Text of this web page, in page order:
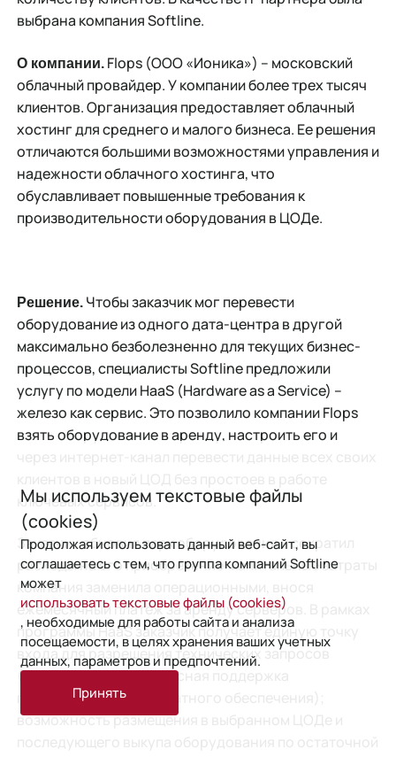
выбрана компания Softline.
О компании.Flops (ООО «Ионика») – московский
облачный провайдер. У компании более трех тысяч
клиентов. Организация предоставляет облачный
хостинг для среднего и малого бизнеса. Ее решения
отличаются большими возможностями управления и
надежности облачного хостинга, что
обуславливает повышенные требования к
производительности оборудования в ЦОДе.
Решение.Чтобы заказчик мог перевести
оборудование из одного дата-центра в другой
максимально безболезненно для текущих бизнес-
процессов, специалисты Softline предложили
услугу по модели HaaS (Hardware as a Service) –
железо как сервис. Это позволило компании Flops
взять оборудование в аренду, настроить его и
ключевых сервисов.
Заказчик обновил парк оборудования и сократил
расходы на его приобретение: капитальные затраты
компания заменила операционными, внося
ежемесячный платеж за аренду серверов. В рамках
программы HaaS заказчик получает единую точку
входа для разрешения технических запросов
(обслуживание и сервисная поддержка
программного и аппаратного обеспечения);
возможность размещения в выбранном ЦОДе и
Мы используем текстовые файлы
(cookies)
Продолжая использовать данный веб-сайт, вы
соглашаетесь с тем, что группа компаний Softline
может
использовать текстовые файлы (cookies)
, необходимые для работы сайта и анализа
посещаемости, в целях хранения ваших учетных
данных, параметров и предпочтений.
Принять